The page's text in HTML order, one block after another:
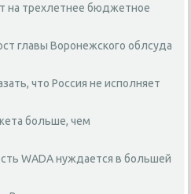
на трехлетнее бюджетное
главы Воронежского облсуда
что Россия не исполняет
больше, чем
WADA нуждается в большей